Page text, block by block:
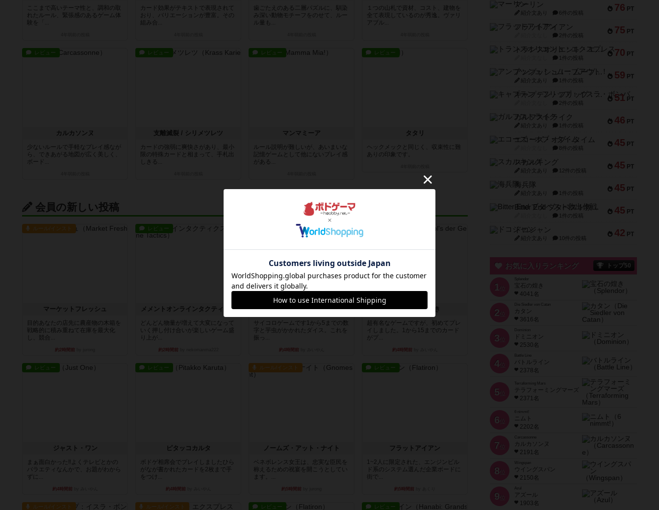
ここまで高いテーマ性と、調和の取
れたルール、緊張感のあるゲーム体
験を「...
カード効果がテキストで表現されて
おり、バリエーションが豊富。その
組み合...
歯ごたえのある二層パズルに、馴染
み深い動物モチーフをのせて、ルー
ル量も...
１つの山札で資材、コスト、建物を
全て表現しているのが秀逸。ヴァリ
アブル...
レビュー
カルカソンヌ
少ないルールで手軽なプレイ感なが
ら、できあがる地図が広く美しく、
ボード...
レビュー
支離滅裂 / シリメツレツ
カードの強弱に爽快さがあり、最小
限の特殊カードと相まって、手札出
しきる...
レビュー
マンマミーア
ルール説明が難しいが、あいまいな
記憶ゲームとして他にないプレイ感
がある...
レビュー
タタリ
ヘックメックと同じく、収束性に難
ありの印象です。
会員の新しい投稿
ルール/インスト
マーケットフレッシュ
目的あなたの店先に農産物の木箱を
戦略的に積み重ねて在庫を最大化
し、競合...
約2時間前
レビュー
メメントオンラインタクティクス
どんどん物量が増えて大変になって
いく押し付け合いが楽しいゲーム盛
り上が...
約2時間前
ヘックメック
サイコロゲームです1から5までの数
字と芋虫がかかれたダイス。これを
振っ...
約4時間前
ハゲタカのえじき
超有名なゲームですが、初めてプレ
イしました。1から15までのカード
がプ...
約4時間前
レビュー
ジャスト・ワン
まぁ面白かった‼️よくテレビとかの
バラエティなんかで、お題がわから
ずに...
約4時間前
レビュー
ピタッコカルタ
ボドゲ相席会でプレイしましたひら
がなが書かれたカードを2枚まで手
をつけ...
約4時間前
ルール/インスト
ノームズ・アット・ナイト
ベネボレンス女王は、忠実な臣民を
称えるための祝宴を開こうとしてい
ます。...
約5時間前
レビュー
フラットアイアン
1~2人に限定された、エンジンビル
ド系のシステム選んだ企業ボードに
街で...
約5時間前
ルール/インスト ルール/インスト レビュー レビュー
76 PT
マーリン
紹介文あり 6件の投稿
75 PT
フラットアイアン
2件の投稿
70 PT
トランスオリエント・エクスプレス
1件の投稿
59 PT
アンブッシュ！：ムーブアウト！
紹介文あり 1件の投稿
51 PT
キャプテン・フリップ：イスラ・ボンバ
2件の投稿
46 PT
ガルフストライク
紹介文あり 1件の投稿
45 PT
エコーズ・オブ・タイム
8件の投稿
45 PT
スカルキング
紹介文あり 12件の投稿
45 PT
海兵隊
紹介文あり 1件の投稿
45 PT
Bitter End ブタペスト救出作戦
1件の投稿
42 PT
ドコジャン
紹介文あり 10件の投稿
お気に入りランキング トップ50
1 位
宝石の煌き
4041名
2 位
Die Siedler von Catan
カタン
3616名
3 位
ドミニオン
2530名
4位
Battle Line
バトルライン
2378名
5 位
Terraforming Mars
テラフォーミングマーズ
2371名
6 位
ニムト
2202名
7 位
Carcassonne
カルカソンヌ
2191名
8 位
Wingspan
ウイングスパン
2150名
9 位
Azul
アズール
1903名